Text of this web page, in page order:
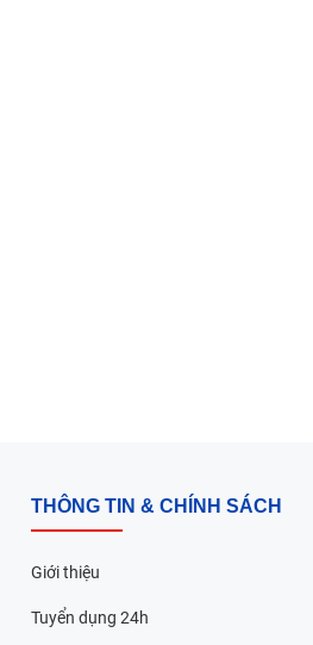
THÔNG TIN & CHÍNH SÁCH
Giới thiệu
Tuyển dụng 24h